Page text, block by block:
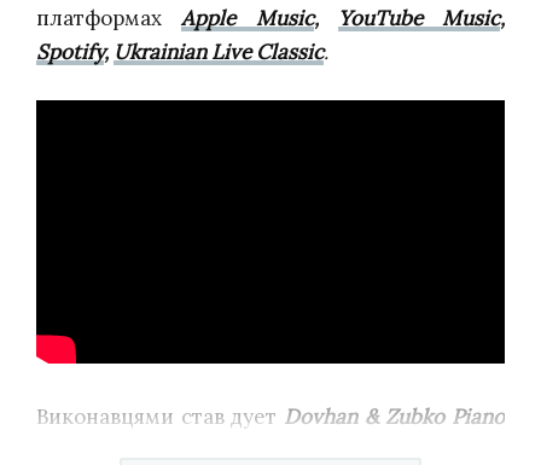
платформахApple Music, YouTube Music,
Spotify, Ukrainian Live Classic.
Виконавцями став дует Dovhan & Zubko Piano